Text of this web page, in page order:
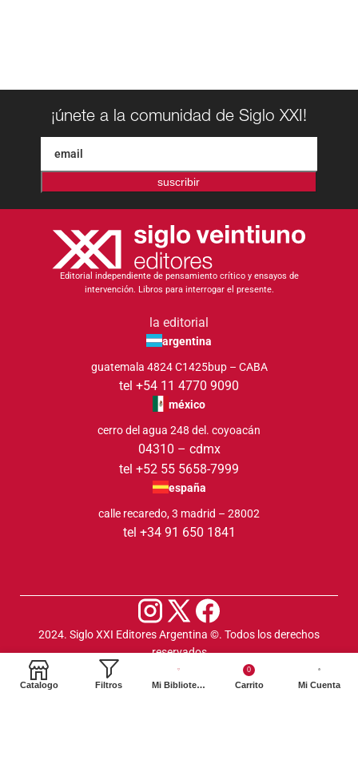
¡únete a la comunidad de Siglo XXI!
suscribir
Editorial independiente de pensamiento crítico y ensayos de
intervención. Libros para interrogar el presente.
la editorial
argentina
guatemala 4824 C1425bup – CABA
tel +54 11 4770 9090
méxico
cerro del agua 248 del. coyoacán
04310 – cdmx
tel +52 55 5658-7999
españa
calle recaredo, 3 madrid – 28002
tel +34 91 650 1841
2024. Siglo XXI Editores Argentina ©️. Todos los derechos
reservados
Catalogo Filtros Mi Biblioteca
0
Carrito Mi Cuenta